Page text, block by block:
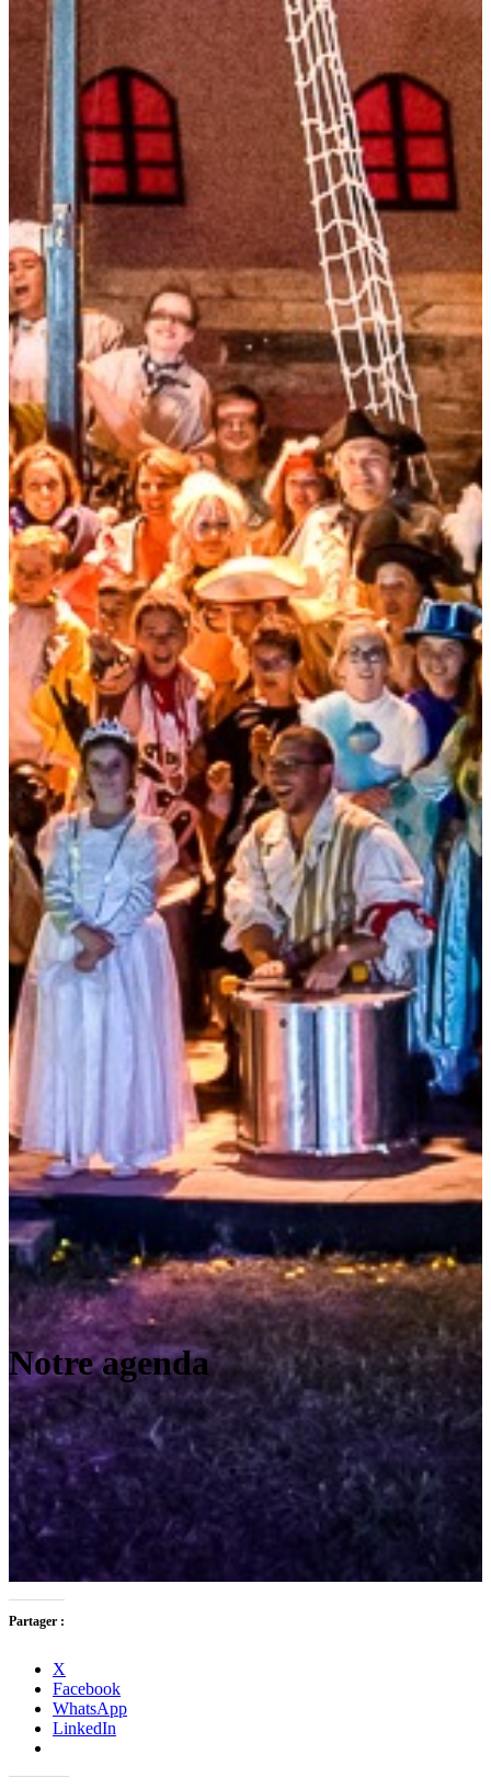
Notre agenda
Partager :
X
Facebook
WhatsApp
LinkedIn